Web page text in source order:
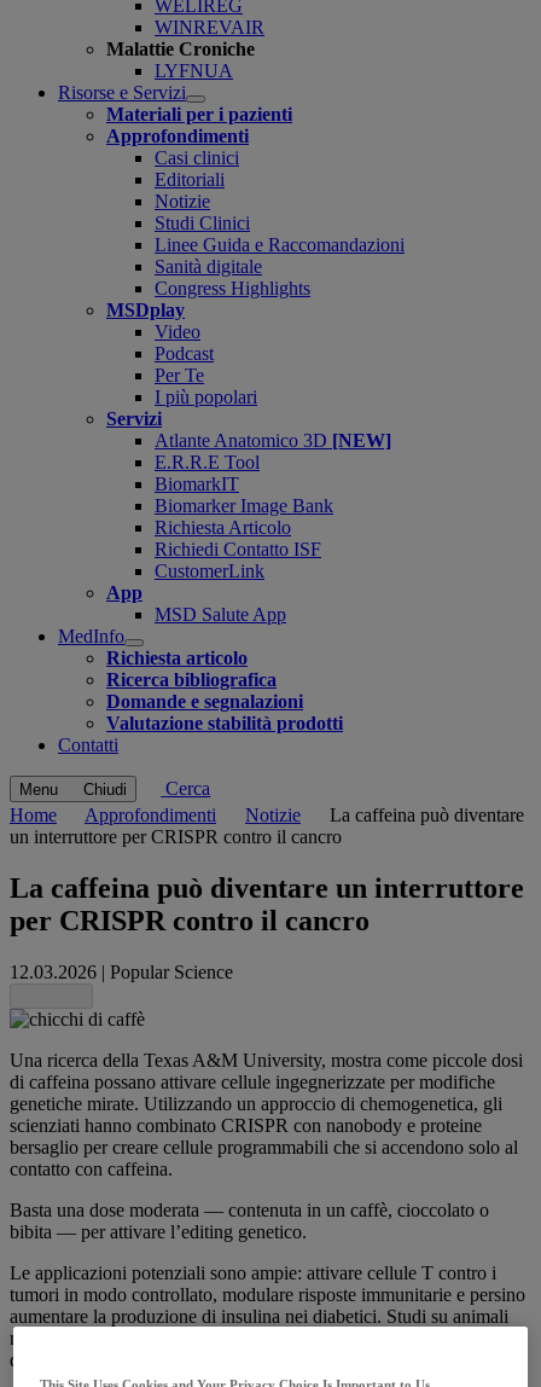
WELIREG
WINREVAIR
Malattie Croniche
LYFNUA
Risorse e Servizi
Open
submenu
Materiali per i pazienti
Approfondimenti
Casi clinici
Editoriali
Notizie
Studi Clinici
Linee Guida e Raccomandazioni
Sanità digitale
Congress Highlights
MSDplay
Video
Podcast
Per Te
I più popolari
Servizi
Atlante Anatomico 3D [NEW]
E.R.R.E Tool
BiomarkIT
Biomarker Image Bank
Richiesta Articolo
Richiedi Contatto ISF
CustomerLink
App
MSD Salute App
MedInfo
Open
submenu
Richiesta articolo
Ricerca bibliografica
Domande e segnalazioni
Valutazione stabilità prodotti
Contatti
Menu Chiudi
Cerca
Home
Approfondimenti Notizie
La caffeina può diventare
un interruttore per CRISPR contro il cancro
La caffeina può diventare un interruttore
per CRISPR contro il cancro
12.03.2026 | Popular Science
Una ricerca della Texas A&M University, mostra come piccole dosi
di caffeina possano attivare cellule ingegnerizzate per modifiche
genetiche mirate. Utilizzando un approccio di chemogenetica, gli
scienziati hanno combinato CRISPR con nanobody e proteine
bersaglio per creare cellule programmabili che si accendono solo al
contatto con caffeina.
Basta una dose moderata — contenuta in un caffè, cioccolato o
bibita — per attivare l’editing genetico.
Le applicazioni potenziali sono ampie: attivare cellule T contro i
tumori in modo controllato, modulare risposte immunitarie e persino
aumentare la produzione di insulina nei diabetici. Studi su animali
mostrano che anche metaboliti della caffeina, come la teobromina
del cioccolato, possono stimolare lo stesso effetto.